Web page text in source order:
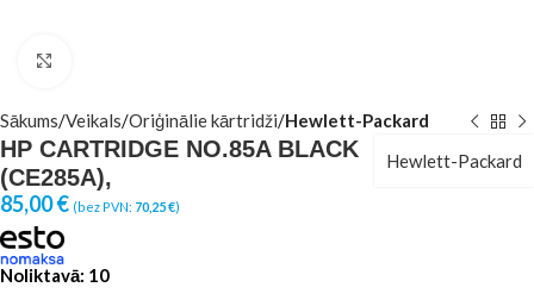
Sākums Veikals Oriģinālie kārtridži Hewlett-Packard
HP CARTRIDGE NO.85A BLACK
(CE285A),
Hewlett-Packard
85,00€ (bez PVN: 70,25€)
Noliktavā: 10